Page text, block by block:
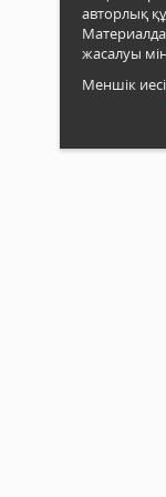
авторлық
жасалуы
Меншік